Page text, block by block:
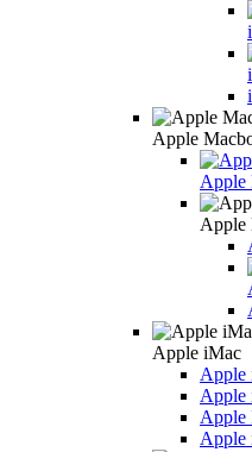
Apple
Apple
Apple
Apple iMac
Apple
Apple
Apple
Apple